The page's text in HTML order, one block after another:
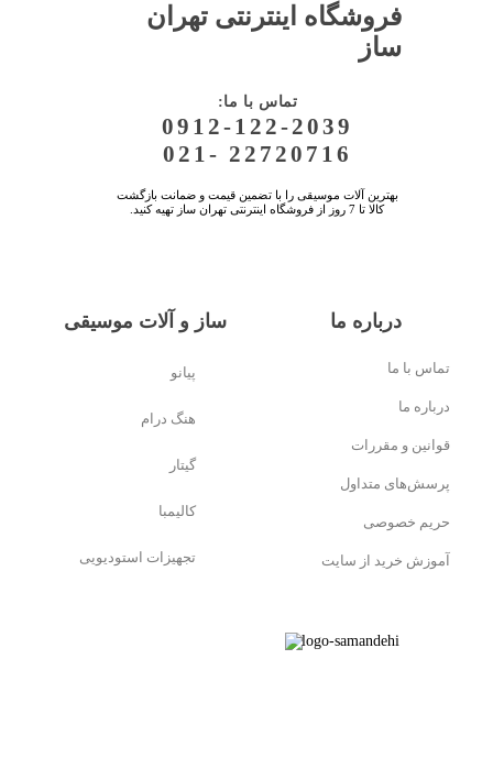
فروشگاه اینترنتی تهران
ساز
:تماس با ما
0912-122-2039
021- 22720716
بهترین آلات موسیقی را با تضمین قیمت و ضمانت بازگشت
کالا تا 7 روز از فروشگاه اینترنتی تهران ساز تهیه کنید.
تماس با ما
درباره ما
قوانین و مقررات
پرسش‌های متداول
حریم خصوصی
آموزش خرید از سایت
درباره ما ساز و آلات موسیقی
پیانو
هنگ درام
گیتار
کالیمبا
تجهیزات استودیویی